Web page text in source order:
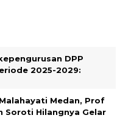
DPP
2025-2029:
Medan, Prof
Soroti Hilangnya Gelar